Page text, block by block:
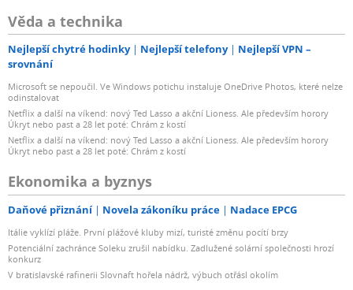
Věda a technika
Nejlepší chytré hodinky Nejlepší telefony
Nejlepší VPN –
srovnání
Microsoft se nepoučil. Ve Windows potichu instaluje OneDrive Photos, které nelze
odinstalovat
Netflix a další na víkend: nový Ted Lasso a akční Lioness. Ale především horory
Úkryt nebo past a 28 let poté: Chrám z kostí
Netflix a další na víkend: nový Ted Lasso a akční Lioness. Ale především horory
Úkryt nebo past a 28 let poté: Chrám z kostí
Ekonomika a byznys
Daňové přiznání Novela zákoníku práce Nadace EPCG
Itálie vyklízí pláže. První plážové kluby mizí, turisté změnu pocítí brzy
Potenciální zachránce Soleku zrušil nabídku. Zadlužené solární společnosti hrozí
konkurz
V bratislavské rafinerii Slovnaft hořela nádrž, výbuch otřásl okolím